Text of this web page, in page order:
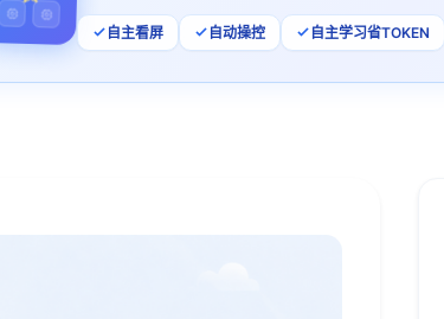
自主看屏 自动操控 自主学习省TOKEN